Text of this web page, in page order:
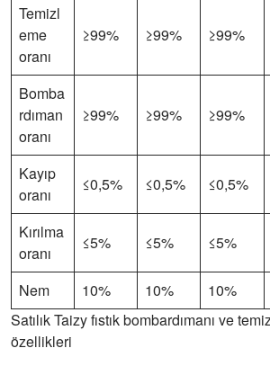
Temizl
eme
oranı
≥99% ≥99% ≥99%
Bomba
rdıman
oranı
≥99% ≥99% ≥99%
Kayıp
oranı
≤0,5% ≤0,5% ≤0,5%
Kırılma
oranı
≤5% ≤5% ≤5%
Nem 10% 10% 10%
Satılık Taizy fıstık bombardımanı ve
özellikleri